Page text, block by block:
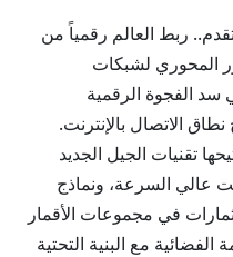
ربط العالم رقمياً من
المحوري لشبكات
سد الفجوة الرقمية
الاتصال بالإنترنت.
تقنيات الجيل الجديد
عالي السرعة، ونماذج
في مجموعات الأقمار
مع البنية التحتية